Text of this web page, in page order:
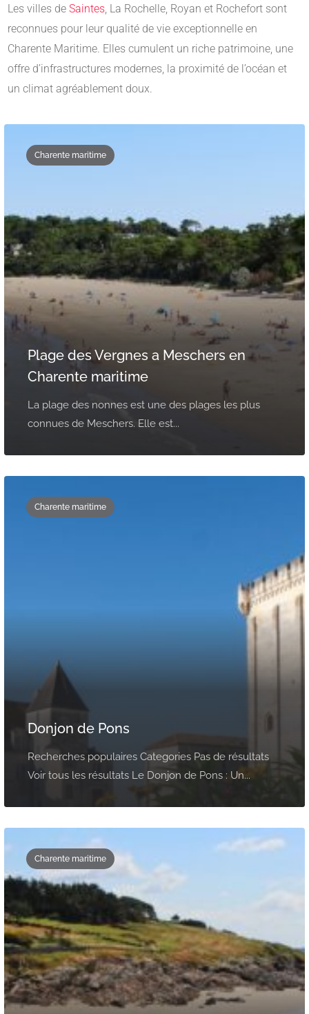
Les villes de Saintes, La Rochelle, Royan et Rochefort sont
reconnues pour leur qualité de vie exceptionnelle en
Charente Maritime. Elles cumulent un riche patrimoine, une
offre d’infrastructures modernes, la proximité de l’océan et
un climat agréablement doux.
Charente maritime
Plage des Vergnes a Meschers en
Charente maritime
La plage des nonnes est une des plages les plus
connues de Meschers. Elle est...
Charente maritime
Donjon de Pons
Recherches populaires Categories Pas de résultats
Voir tous les résultats Le Donjon de Pons : Un...
Charente maritime